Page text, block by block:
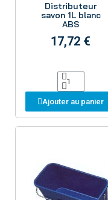
Distributeur
savon 1L blanc
ABS
17,72 €
Ajouter au panier